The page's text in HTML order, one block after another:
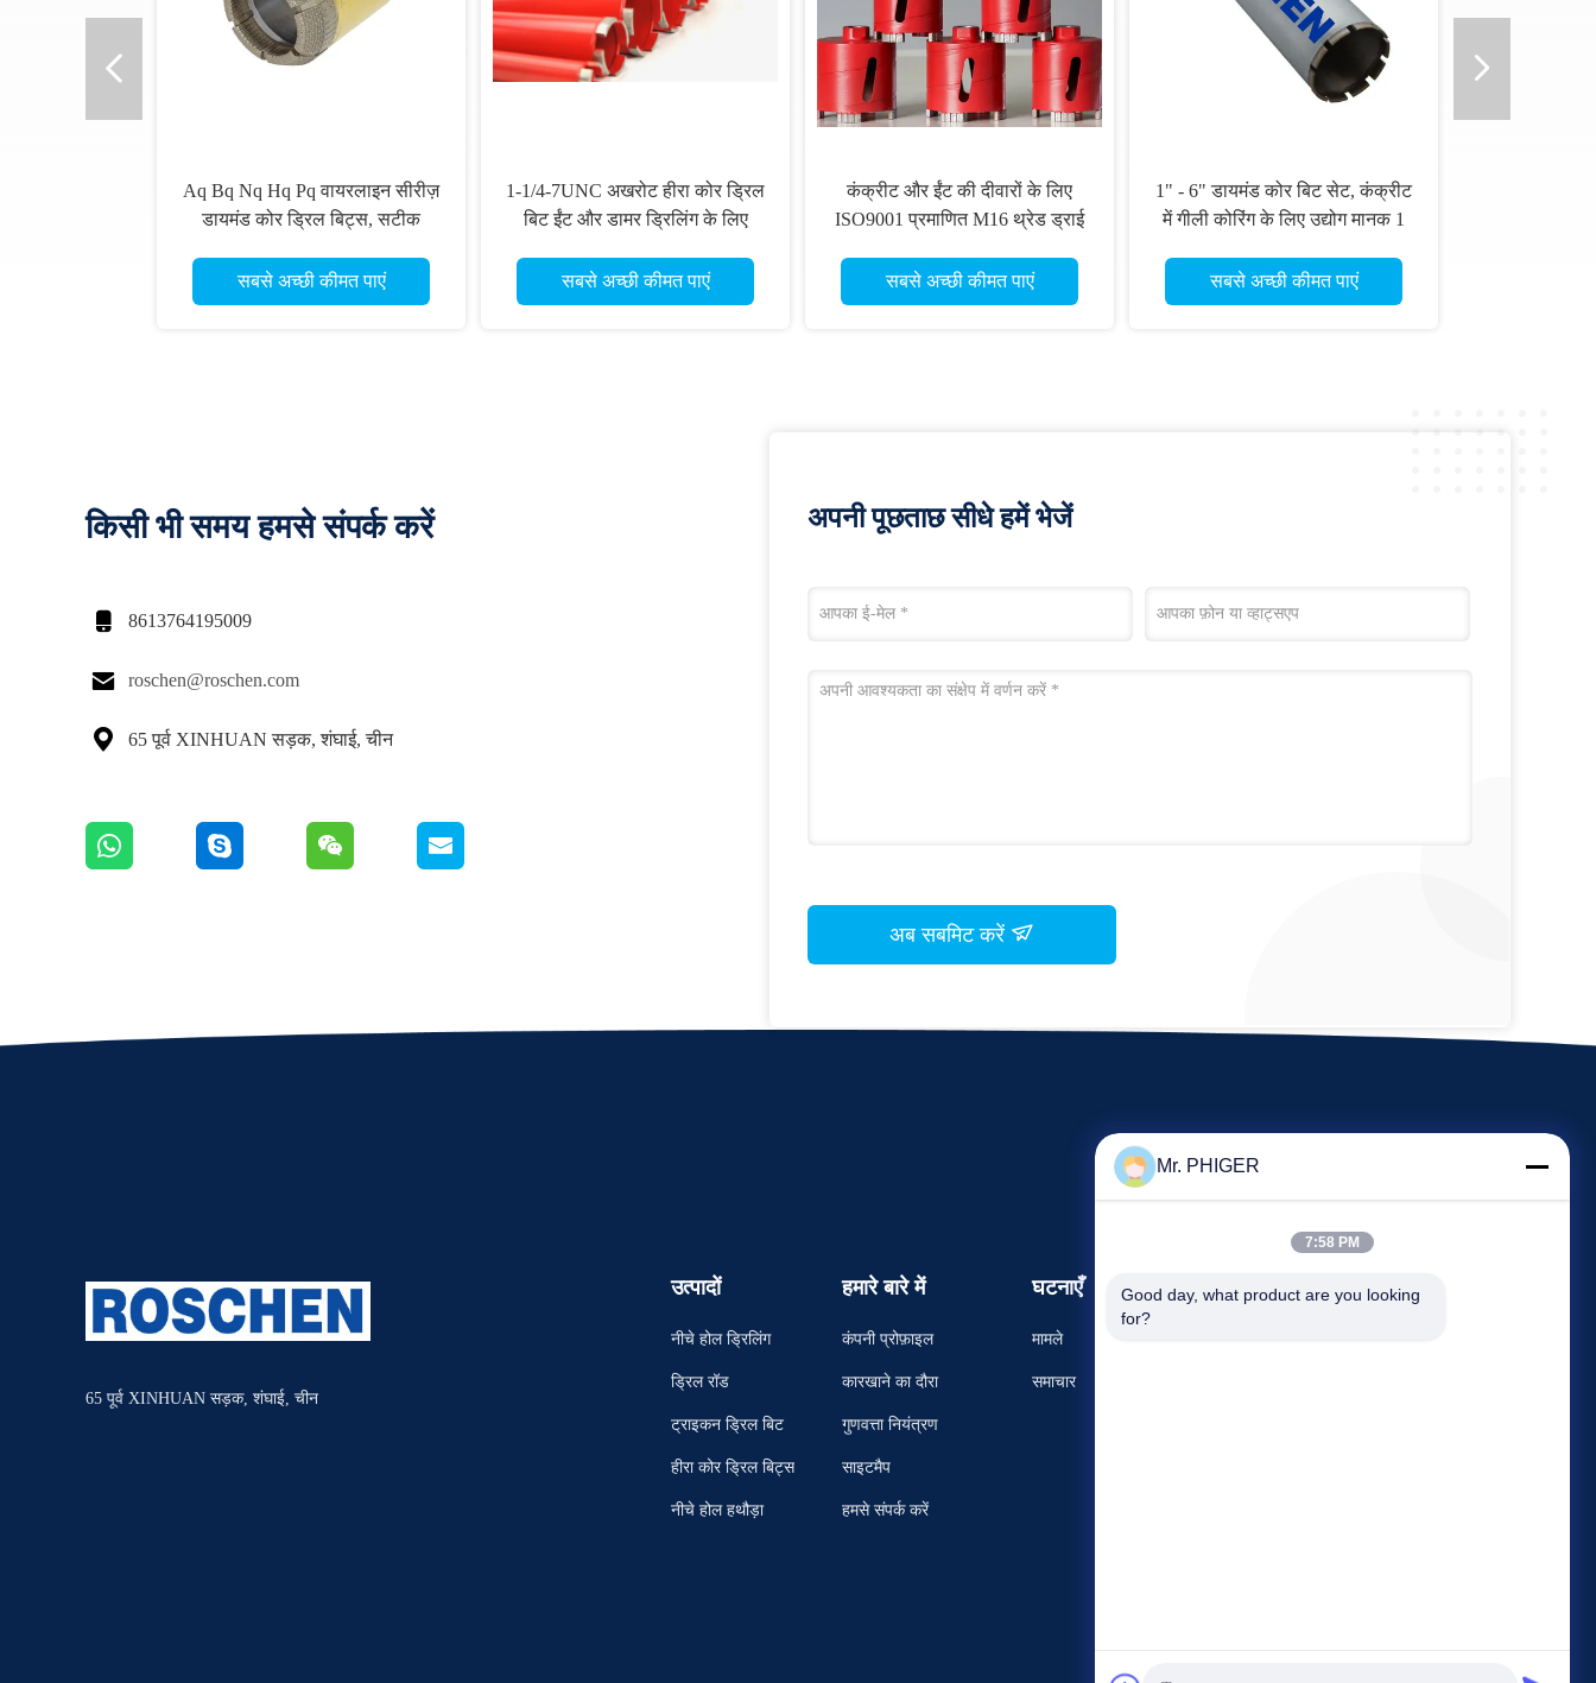
Aq Bq Nq Hq Pq वायरलाइन सीरीज़
डायमंड कोर ड्रिल बिट्स, सटीक
के साथ
सबसे अच्छी कीमत पाएं
1-1/4-7UNC अखरोट हीरा कोर ड्रिल
बिट ईंट और डामर ड्रिलिंग के लिए
सबसे अच्छी कीमत पाएं
कंक्रीट और ईंट की दीवारों के लिए
ISO9001 प्रमाणित M16 थ्रेड ड्राई
सबसे अच्छी कीमत पाएं
1" - 6" डायमंड कोर बिट सेट, कंक्रीट
में गीली कोरिंग के लिए उद्योग मानक 1
सबसे अच्छी कीमत पाएं
किसी भी समय हमसे संपर्क करें
 8613764195009
 roschen@roschen.com
 65 पूर्व XINHUAN सड़क, शंघाई, चीन
अपनी पूछताछ सीधे हमें भेजें
अब सबमिट करें
65 पूर्व XINHUAN सड़क, शंघाई, चीन
उत्पादों
नीचे होल ड्रिलिंग
ड्रिल रॉड
ट्राइकन ड्रिल बिट
हीरा कोर ड्रिल बिट्स
नीचे होल हथौड़ा
हमारे बारे में
कंपनी प्रोफ़ाइल
कारखाने का दौरा
गुणवत्ता नियंत्रण
साइटमैप
हमसे संपर्क करें
घटनाएँ
मामले
समाचार
अनुरोध कथन
Mr. PHIGER
7:58 PM
Good day, what product are you looking
for?